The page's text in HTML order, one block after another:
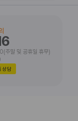
말 및 공휴일 휴무)
상담